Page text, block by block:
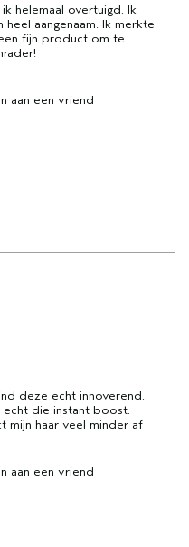
helemaal overtuigd. Ik
aangenaam. Ik merkte
fijn product om te
aan een vriend
deze echt innoverend.
echt die instant boost.
mijn haar veel minder af
aan een vriend